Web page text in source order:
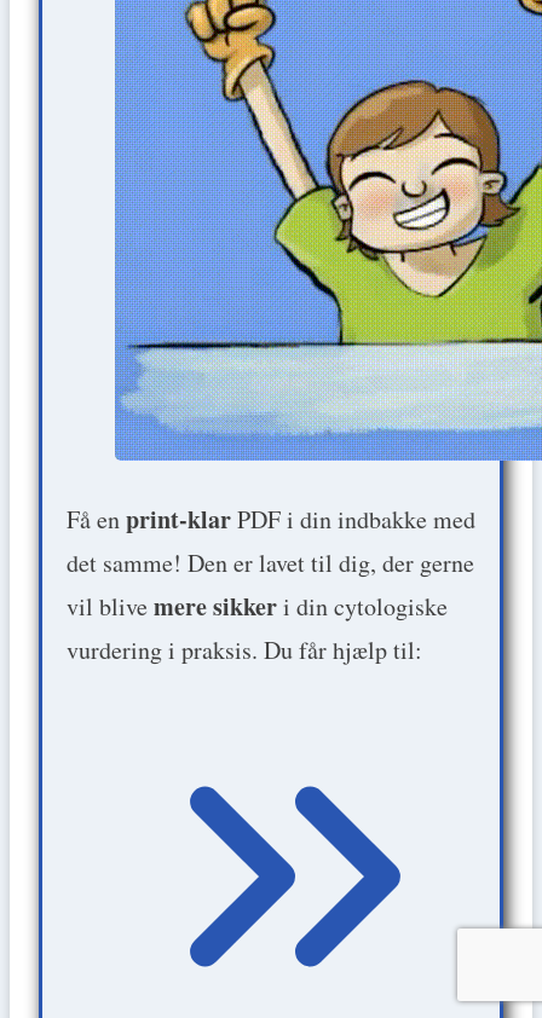
Få enprint-klarPDF i din indbakke med
det samme! Den er lavet til dig, der gerne
vil blivemere sikkeri din cytologiske
vurdering i praksis. Du får hjælp til: